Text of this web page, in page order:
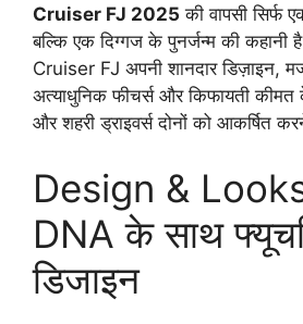
Cruiser FJ 2025 की वापसी सिर्फ
बल्कि एक दिग्गज के पुनर्जन्म की
Cruiser FJ अपनी शानदार डिज़ाइन,
अत्याधुनिक फीचर्स और किफायती
और शहरी ड्राइवर्स दोनों को आकर्षित
Design &
DNA के साथ
डिजाइन